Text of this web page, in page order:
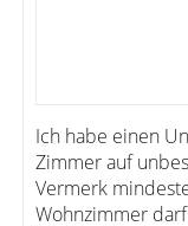
Ich habe einen
Zimmer auf
Vermerk
Wohnzimmer